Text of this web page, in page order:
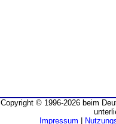
Copyright © 1996-2026 beim
Impressum